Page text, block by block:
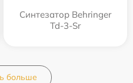
Синтезатор Behringer
Td-3-Sr
больше